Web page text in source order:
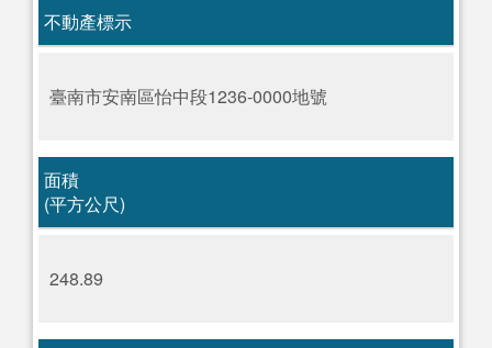
不動產標示
臺南市安南區怡中段1236-0000地號
面積
(平方公尺)
248.89